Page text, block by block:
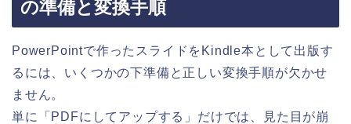
の準備と変換手順
PowerPointで作ったスライドをKindle本として出版す
るには、いくつかの下準備と正しい変換手順が欠かせ
ません。
単に「PDFにしてアップする」だけでは、見た目が崩